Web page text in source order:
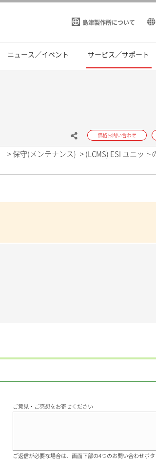
島津製作所について
ニュース／イベント サービス／サポート
価格お問い合わせ
> 保守(メンテナンス) > (LCMS) ESI ユニット
ご意見・ご感想をお寄せください
ご返信が必要な場合は、画面下部の4つのお問い合わせボ